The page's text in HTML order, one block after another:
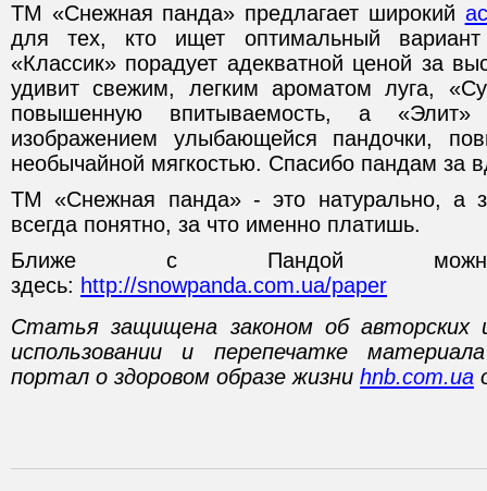
ТМ «Снежная панда» предлагает широкий
для тех, кто ищет оптимальный
«Классик» порадует адекватной ценой за
удивит свежим, легким ароматом луга,
повышенную впитываемость, а «Элит»
изображением улыбающейся пандочки,
необычайной мягкостью. Спасибо пандам за
ТМ «Снежная панда» - это натурально, а
всегда понятно, за что именно платишь.
Ближе с Пандой можно
здесь: http://snowpanda.com.ua/paper
Статья защищена законом об авторских
использовании и перепечатке
портал о здоровом образе жизни hnb.com.ua